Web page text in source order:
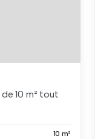
10 m² tout
10 m²